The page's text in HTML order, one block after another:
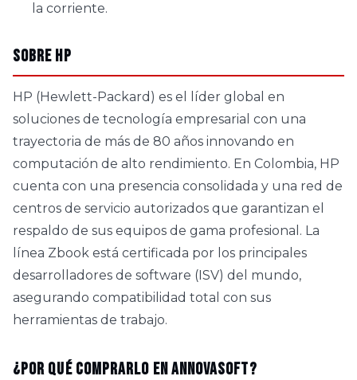
la corriente.
Sobre HP
HP (Hewlett-Packard) es el líder global en
soluciones de tecnología empresarial con una
trayectoria de más de 80 años innovando en
computación de alto rendimiento. En Colombia, HP
cuenta con una presencia consolidada y una red de
centros de servicio autorizados que garantizan el
respaldo de sus equipos de gama profesional. La
línea Zbook está certificada por los principales
desarrolladores de software (ISV) del mundo,
asegurando compatibilidad total con sus
herramientas de trabajo.
¿Por qué comprarlo en AnnovaSoft?